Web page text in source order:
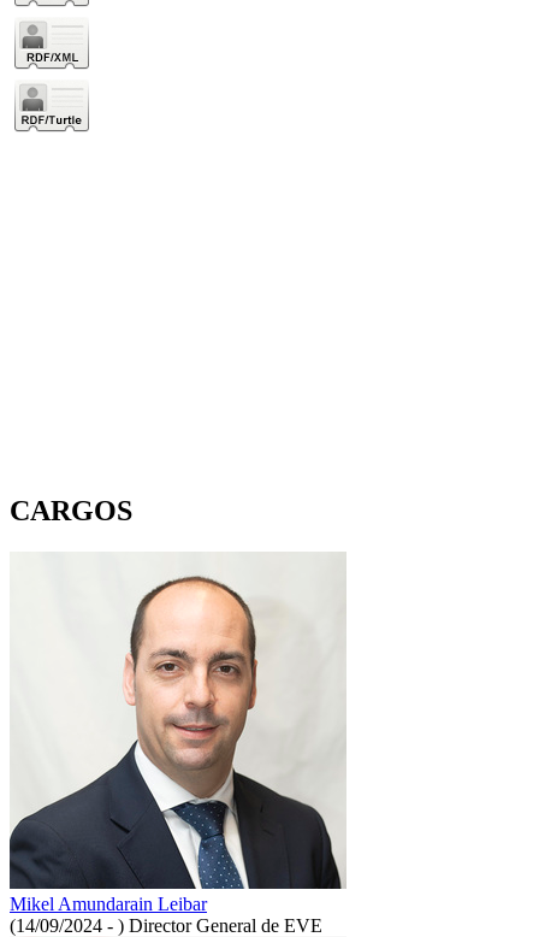
CARGOS
Mikel Amundarain Leibar
(14/09/2024 - ) Director General de EVE